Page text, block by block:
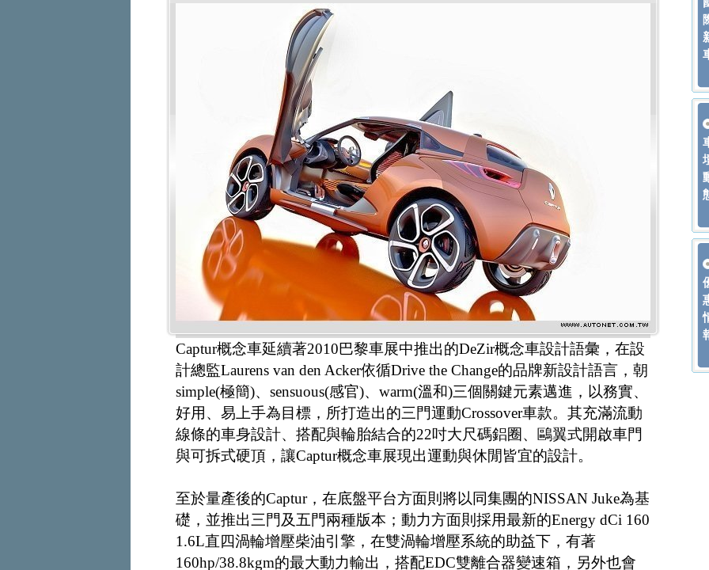
Captur概念車延續著2010巴黎車展中推出的DeZir概念車設計語彙，在設
計總監Laurens van den Acker依循Drive the Change的品牌新設計語言，朝
simple(極簡)、sensuous(感官)、warm(溫和)三個關鍵元素邁進，以務實、
好用、易上手為目標，所打造出的三門運動Crossover車款。其充滿流動
線條的車身設計、搭配與輪胎結合的22吋大尺碼鋁圈、鷗翼式開啟車門
與可拆式硬頂，讓Captur概念車展現出運動與休閒皆宜的設計。
至於量產後的Captur，在底盤平台方面則將以同集團的NISSAN Juke為基
礎，並推出三門及五門兩種版本；動力方面則採用最新的Energy dCi 160
1.6L直四渦輪增壓柴油引擎，在雙渦輪增壓系統的助益下，有著
160hp/38.8kgm的最大動力輸出，搭配EDC雙離合器變速箱，另外也會